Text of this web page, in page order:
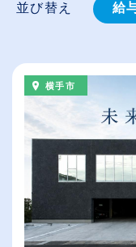
並び替え 給
従
休
横手市